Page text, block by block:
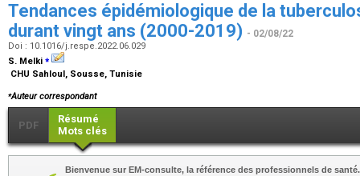
Tendances épidémiologique de la
durant vingt ans (2000-2019) - 02/08/22
Doi : 10.1016/j.respe.2022.06.029
S. Melki ⁎
CHU Sahloul, Sousse, Tunisie
⁎Auteur correspondant
PDF
Résumé
Mots clés
Bienvenue sur EM-consulte, la référence des professionnels de santé.